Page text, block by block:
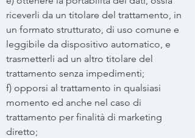
riceverli da un titolare del trattamento, in
un formato strutturato, di uso comune e
leggibile da dispositivo automatico, e
trasmetterli ad un altro titolare del
trattamento senza impedimenti;
f) opporsi al trattamento in qualsiasi
momento ed anche nel caso di
trattamento per finalità di marketing
diretto;